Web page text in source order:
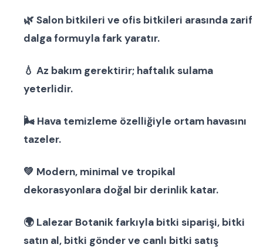
🌿Salon bitkileri ve ofis bitkileri arasında zarif
dalga formuyla fark yaratır.
💧 Az bakım gerektirir; haftalık sulama
yeterlidir.
🌬 Hava temizleme özelliğiyle ortam havasını
tazeler.
💚 Modern, minimal ve tropikal
dekorasyonlara doğal bir derinlik katar.
🌍 Lalezar Botanikfarkıyla bitki siparişi, bitki
satın al, bitki gönderve canlı bitki satış